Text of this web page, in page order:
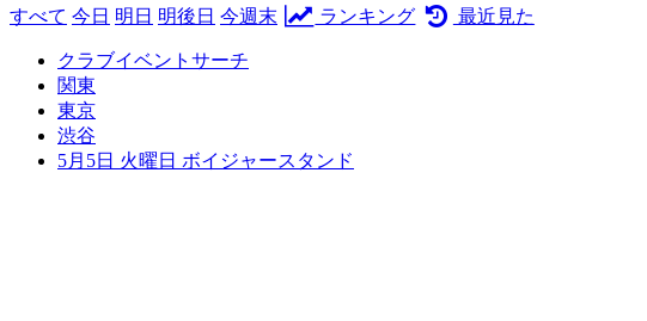
すべて 今日 明日 明後日 今週末 ランキング 最近見た
クラブイベントサーチ
関東
東京
渋谷
5月5日 火曜日 ボイジャースタンド